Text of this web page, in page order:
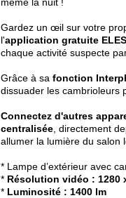
Gardez un œil sur votre
l'application gratuite
chaque activité suspecte
Grâce à sa fonction
dissuader les cambrioleurs
Connectez d'autres
centralisée , directement
allumer la lumière du salon
* Lampe d’extérieur avec
* Résolution vidéo : 1280
* Luminosité : 1400 lm